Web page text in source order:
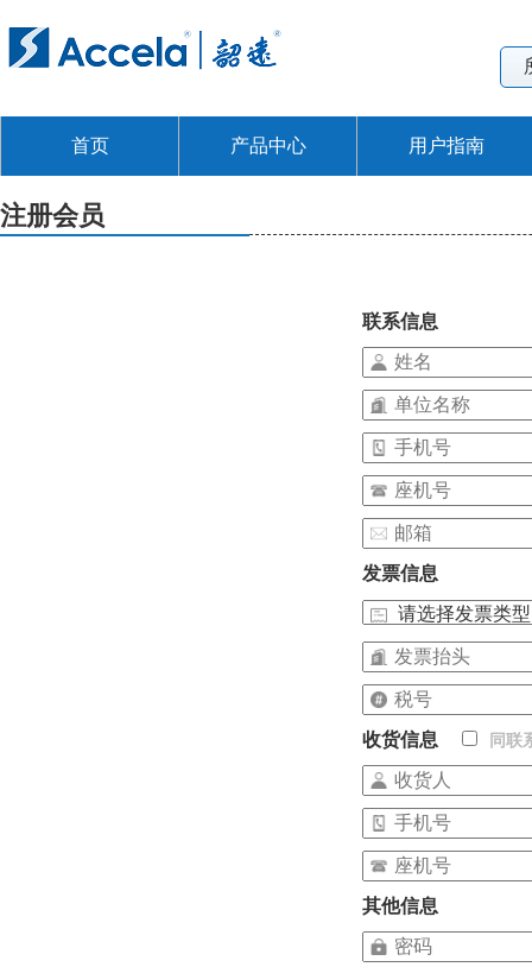
首页 产品中心 用户指南
注册会员
联系信息
发票信息
收货信息 同联
其他信息